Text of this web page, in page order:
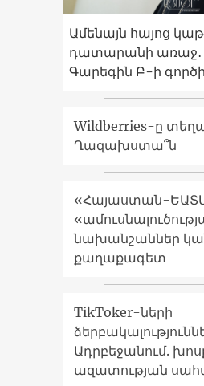
Ամենայն հայոց
դատարանի առաջ․
Գարեգին Բ-ի գործի
Wildberries-ը
Ղազախստա՞ն
«Հայաստան-
նախանշաններ
քաղաքագետ
TikToker-ների
Ադրբեջանում.
ազատության